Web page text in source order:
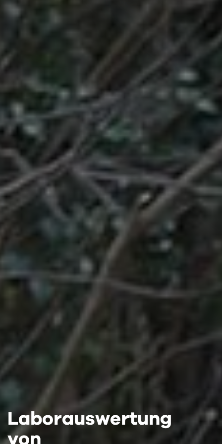
Laborauswertung
von
Laborauswertung
von
Laborauswertung
von